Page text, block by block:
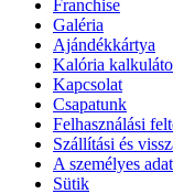
Franchise
Galéria
Ajándékkártya
Kalória
Kapcsolat
Csapatunk
Felhasználási
Szállítási és
A személyes
Sütik